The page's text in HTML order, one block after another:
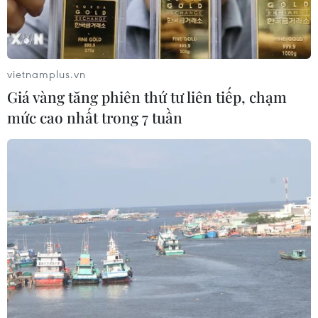
Người tiêu dùng mua sắm tại Siêu thị Co.opmart Saigon. (Ảnh:
Thanh Vũ/TTXVN)
Chiều 29/11, Cục Thống kê Thành phố Hồ Chí
Minh công bố chỉ số giá tiêu dùng (CPI) tháng
vietnamplus.vn
Giá vàng tăng phiên thứ tư liên tiếp, chạm
mức cao nhất trong 7 tuần